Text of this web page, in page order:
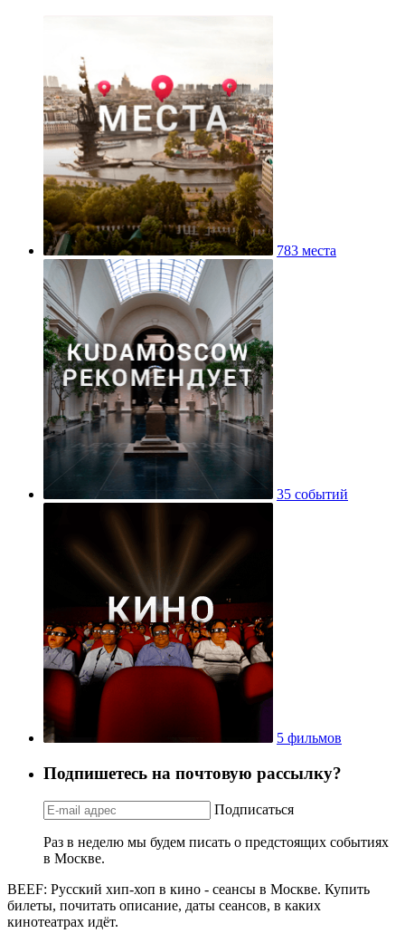
783 места
35 событий
5 фильмов
Подпишетесь на почтовую рассылку?
Подписаться
Раз в неделю мы будем писать о предстоящих событиях
в Москве.
BEEF: Русский хип-хоп в кино - сеансы в Москве. Купить
билеты, почитать описание, даты сеансов, в каких
кинотеатрах идёт.